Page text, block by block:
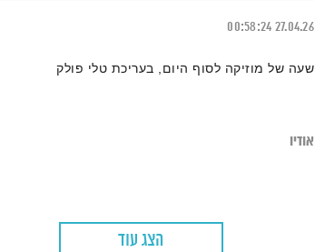
27.04.26
00:58:24
שעה של מוזיקה לסוף היום, בעריכת טלי פולק
אודיו
הצג עוד